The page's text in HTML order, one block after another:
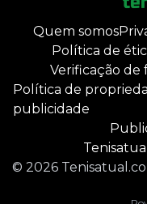
Quem somos
Política de
Verificação de
Política de
publicidade
© 2026